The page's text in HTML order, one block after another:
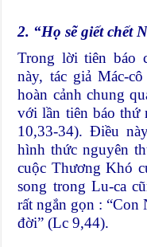
2. “Họ sẽ giết chết
Trong lời tiên báo
này, tác giả Mác-
hoàn cảnh chung
với lần tiên báo thứ
10,33-34). Điều
hình thức nguyên
cuộc Thương Khó
song trong Lu-ca
rất ngắn gọn :
đời” (Lc 9,44).